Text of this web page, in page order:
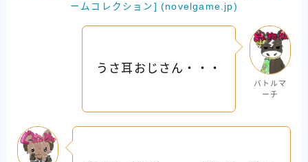
ームコレクション] (novelgame.jp)
うさ耳おじさん・・・
バトルマ
ーチ